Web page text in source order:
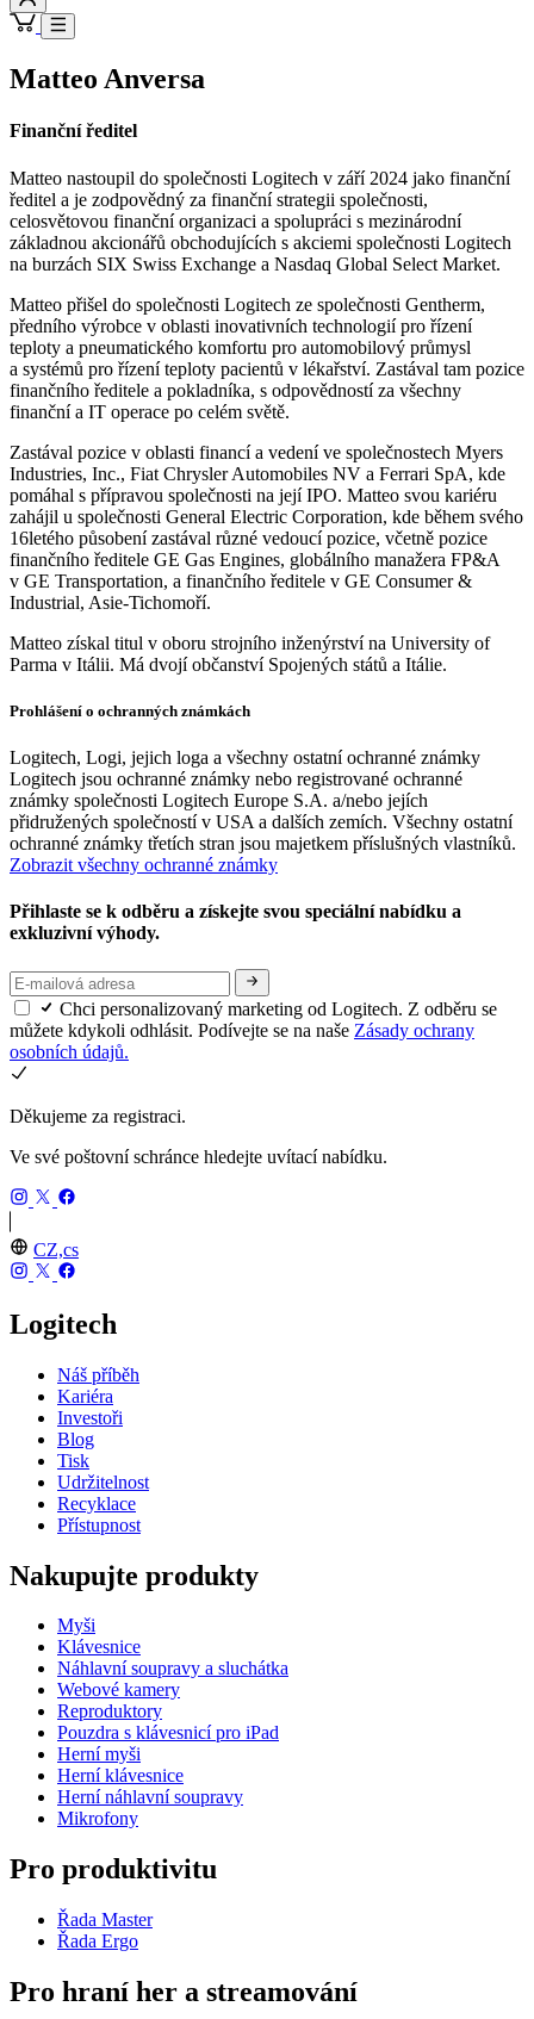
Matteo Anversa
Finanční ředitel
Matteo nastoupil do společnosti Logitech v září 2024 jako finanční
ředitel a je zodpovědný za finanční strategii společnosti,
celosvětovou finanční organizaci a spolupráci s mezinárodní
základnou akcionářů obchodujících s akciemi společnosti Logitech
na burzách SIX Swiss Exchange a Nasdaq Global Select Market.
Matteo přišel do společnosti Logitech ze společnosti Gentherm,
předního výrobce v oblasti inovativních technologií pro řízení
teploty a pneumatického komfortu pro automobilový průmysl
a systémů pro řízení teploty pacientů v lékařství. Zastával tam pozice
finančního ředitele a pokladníka, s odpovědností za všechny
finanční a IT operace po celém světě.
Zastával pozice v oblasti financí a vedení ve společnostech Myers
Industries, Inc., Fiat Chrysler Automobiles NV a Ferrari SpA, kde
pomáhal s přípravou společnosti na její IPO. Matteo svou kariéru
zahájil u společnosti General Electric Corporation, kde během svého
16letého působení zastával různé vedoucí pozice, včetně pozice
finančního ředitele GE Gas Engines, globálního manažera FP&A
v GE Transportation, a finančního ředitele v GE Consumer &
Industrial, Asie-Tichomoří.
Matteo získal titul v oboru strojního inženýrství na University of
Parma v Itálii. Má dvojí občanství Spojených států a Itálie.
Prohlášení o ochranných známkách
Logitech, Logi, jejich loga a všechny ostatní ochranné známky
Logitech jsou ochranné známky nebo registrované ochranné
známky společnosti Logitech Europe S.A. a/nebo jejích
přidružených společností v USA a dalších zemích. Všechny ostatní
ochranné známky třetích stran jsou majetkem příslušných vlastníků.
Zobrazit všechny ochranné známky
Přihlaste se k odběru a získejte svou speciální nabídku a
exkluzivní výhody.
Chci personalizovaný marketing od Logitech. Z odběru se
můžete kdykoli odhlásit. Podívejte se na naše Zásady ochrany
osobních údajů.
Děkujeme za registraci.
Ve své poštovní schránce hledejte uvítací nabídku.
CZ,cs
Logitech
Náš příběh
Kariéra
Investoři
Blog
Tisk
Udržitelnost
Recyklace
Přístupnost
Nakupujte produkty
Myši
Klávesnice
Náhlavní soupravy a sluchátka
Webové kamery
Reproduktory
Pouzdra s klávesnicí pro iPad
Herní myši
Herní klávesnice
Herní náhlavní soupravy
Mikrofony
Pro produktivitu
Řada Master
Řada Ergo
Pro hraní her a streamování